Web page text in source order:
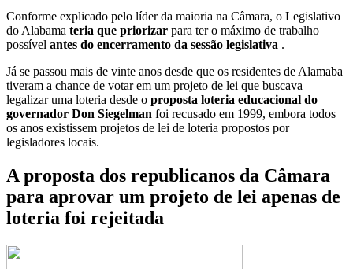
Conforme explicado pelo líder da maioria na Câmara, o Legislativo
do Alabama teria que priorizar para ter o máximo de trabalho
possível antes do encerramento da sessão legislativa .
Já se passou mais de vinte anos desde que os residentes de Alamaba
tiveram a chance de votar em um projeto de lei que buscava
legalizar uma loteria desde o proposta loteria educacional do
governador Don Siegelman foi recusado em 1999, embora todos
os anos existissem projetos de lei de loteria propostos por
legisladores locais.
A proposta dos republicanos da Câmara
para aprovar um projeto de lei apenas de
loteria foi rejeitada